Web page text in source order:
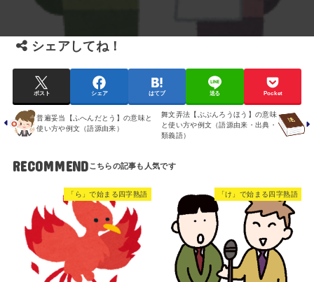
シェアしてね！
ポスト シェア はてブ 送る Pocket
普遍妥当【ふへんだとう】の意味と
使い方や例文（語源由来）
舞文弄法【ぶぶんろうほう】の意味
と使い方や例文（語源由来・出典・
類義語）
RECOMMEND
「ら」で始まる四字熟語 「け」で始まる四字熟語